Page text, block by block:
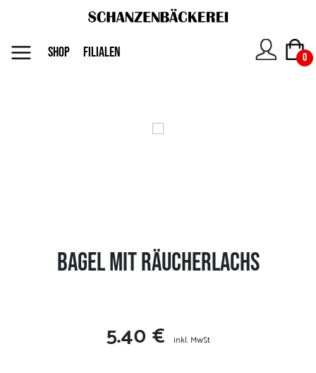
Kontakt
SHOP FILIALEN 0
Bagel mit Räucherlachs
5.40 € inkl. MwSt